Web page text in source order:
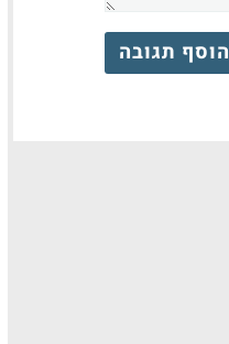
הוסף תגובה